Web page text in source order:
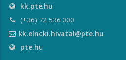
kk.pte.hu
(+36) 72 536 000
kk.elnoki.hivatal@pte.hu
pte.hu